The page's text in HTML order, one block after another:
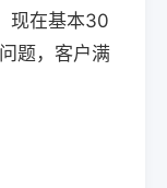
现在基本30
题，客户满